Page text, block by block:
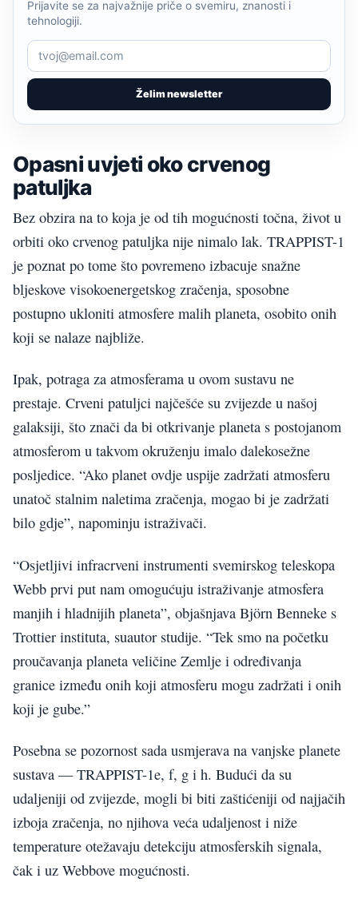
Želim newsletter
Prijavite se za najvažnije priče o svemiru, znanosti i
tehnologiji.
Opasni uvjeti oko crvenog
patuljka
Bez obzira na to koja je od tih mogućnosti točna, život u
orbiti oko crvenog patuljka nije nimalo lak. TRAPPIST-1
je poznat po tome što povremeno izbacuje snažne
bljeskove visokoenergetskog zračenja, sposobne
postupno ukloniti atmosfere malih planeta, osobito onih
koji se nalaze najbliže.
Ipak, potraga za atmosferama u ovom sustavu ne
prestaje. Crveni patuljci najčešće su zvijezde u našoj
galaksiji, što znači da bi otkrivanje planeta s postojanom
atmosferom u takvom okruženju imalo dalekosežne
posljedice. “Ako planet ovdje uspije zadržati atmosferu
unatoč stalnim naletima zračenja, mogao bi je zadržati
bilo gdje”, napominju istraživači.
“Osjetljivi infracrveni instrumenti svemirskog teleskopa
Webb prvi put nam omogućuju istraživanje atmosfera
manjih i hladnijih planeta”, objašnjava Björn Benneke s
Trottier instituta, suautor studije. “Tek smo na početku
proučavanja planeta veličine Zemlje i određivanja
granice između onih koji atmosferu mogu zadržati i onih
koji je gube.”
Posebna se pozornost sada usmjerava na vanjske planete
sustava — TRAPPIST-1e, f, g i h. Budući da su
udaljeniji od zvijezde, mogli bi biti zaštićeniji od najjačih
izboja zračenja, no njihova veća udaljenost i niže
temperature otežavaju detekciju atmosferskih signala,
čak i uz Webbove mogućnosti.